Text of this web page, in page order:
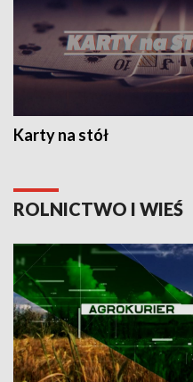
Karty na stół
ROLNICTWO I WIEŚ